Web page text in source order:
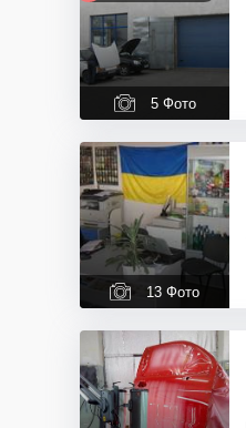
5 Фото
13 Фото